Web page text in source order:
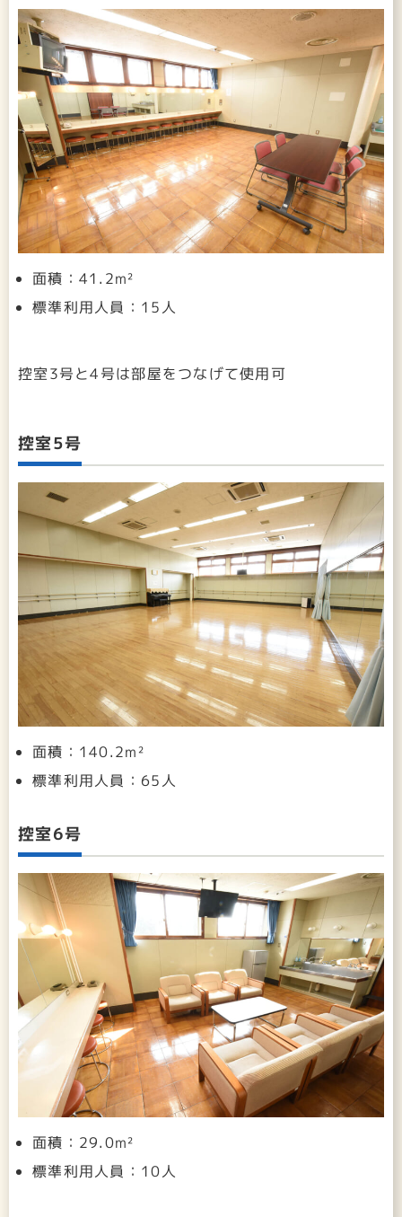
面積：41.2m²
標準利用人員：15人
控室3号と4号は部屋をつなげて使用可
控室5号
面積：140.2m²
標準利用人員：65人
控室6号
面積：29.0m²
標準利用人員：10人